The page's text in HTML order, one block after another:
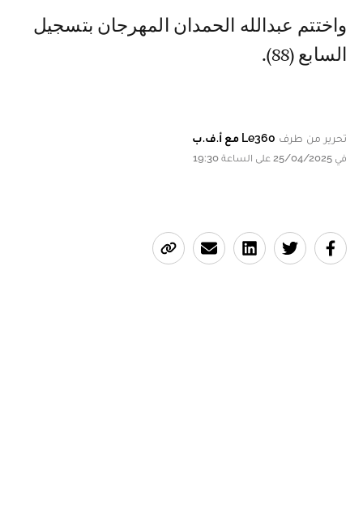
واختتم عبدالله الحمدان المهرجان بتسجيل
السابع (88).
تحرير من طرف Le360 مع أ.ف.ب
في 25/04/2025 على الساعة 19:30